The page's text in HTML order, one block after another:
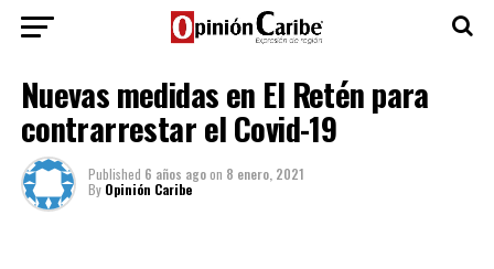
Nuevas medidas en El Retén para
contrarrestar el Covid-19
Published 6 años agoon 8 enero, 2021
By Opinión Caribe